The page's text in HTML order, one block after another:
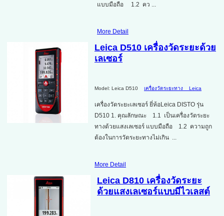
แบบมือถือ 1.2 คว ...
More Detail
Leica D510 เครื่องวัดระยะด้วย
เลเซอร์
Model: Leica D510 เครื่องวัดระยะทาง Leica
เครื่องวัดระยะเลเซอร์ ยี่ห้อLeica DISTO รุ่น
D510 1. คุณลักษณะ 1.1 เป็นเครื่องวัดระยะ
ทางด้วยแสงเลเซอร์ แบบมือถือ 1.2 ความถูก
ต้องในการวัดระยะทางไม่เกิน ...
More Detail
Leica D810 เครื่องวัดระยะ
ด้วยแสงเลเซอร์แบบมีไวเลสต์